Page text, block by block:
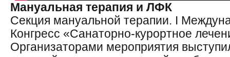
Мануальная терапия и ЛФК
Секция мануальной терапии. I
Конгресс «Санаторно-курортное
Организаторами мероприятия